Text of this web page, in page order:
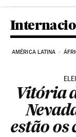
AMÉRICA LATINA
Vitória
estão os